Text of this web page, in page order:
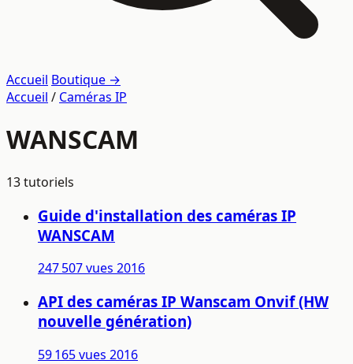
Accueil Boutique →
Accueil / Caméras IP
WANSCAM
13 tutoriels
Guide d'installation des caméras IP
WANSCAM
247 507 vues 2016
API des caméras IP Wanscam Onvif (HW
nouvelle génération)
59 165 vues 2016